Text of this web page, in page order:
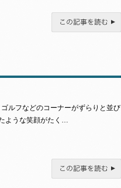
ルフなどのコーナーがずらりと並び
ような笑顔がたく…